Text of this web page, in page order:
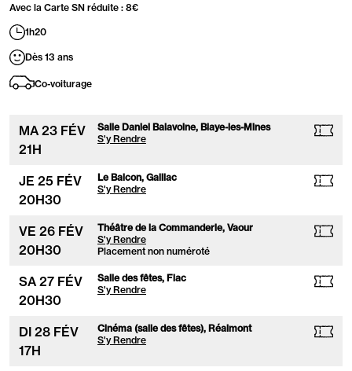
Avec la Carte SN réduite : 8€
1h20
Dès 13 ans
Co-voiturage
MA 23 FÉV
21H
Salle Daniel Balavoine, Blaye-les-Mines
S'y Rendre
JE 25 FÉV
20H30
Le Balcon, Gaillac
S'y Rendre
VE 26 FÉV
20H30
Théâtre de la Commanderie, Vaour
S'y Rendre
Placement non numéroté
SA 27 FÉV
20H30
Salle des fêtes, Fiac
S'y Rendre
DI 28 FÉV
17H
Cinéma (salle des fêtes), Réalmont
S'y Rendre